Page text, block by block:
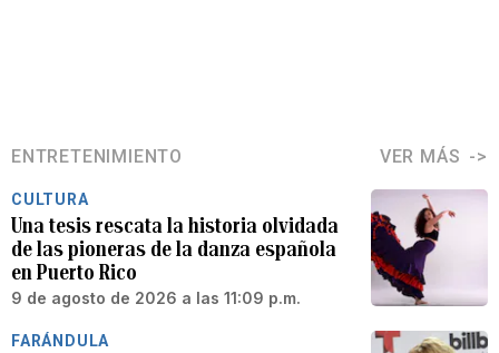
ENTRETENIMIENTO VER MÁS
CULTURA
Una tesis rescata la historia olvidada
de las pioneras de la danza española
en Puerto Rico
9 de agosto de 2026 a las 11:09 p.m.
FARÁNDULA